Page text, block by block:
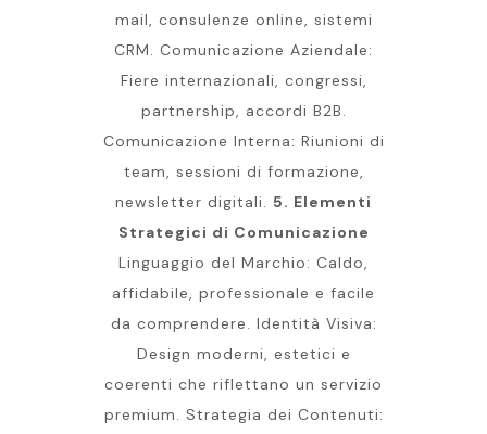
mail, consulenze online, sistemi
CRM. Comunicazione Aziendale:
Fiere internazionali, congressi,
partnership, accordi B2B.
Comunicazione Interna: Riunioni di
team, sessioni di formazione,
newsletter digitali. 5. Elementi
Strategici di Comunicazione
Linguaggio del Marchio: Caldo,
affidabile, professionale e facile
da comprendere. Identità Visiva:
Design moderni, estetici e
coerenti che riflettano un servizio
premium. Strategia dei Contenuti: